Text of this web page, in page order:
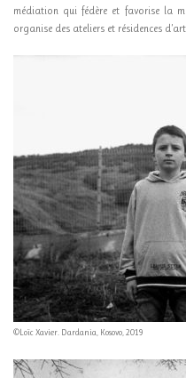
médiation qui fédère et favorise la
organise des ateliers et résidences
©Loïc Xavier. Dardania, Kosovo, 2019